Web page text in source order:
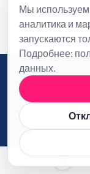
Мы используем
аналитика и
запускаются
Подробнее:
данных.
Политика